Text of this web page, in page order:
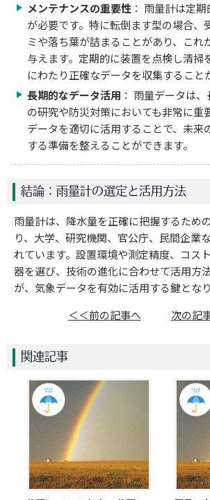
メンテナンスの重要性 ： 雨量計は定
が必要です。特に転倒ます型の場合、
ミや落ち葉が詰まることがあり、これ
与えます。定期的に装置を点検し清掃
にわたり正確なデータを収集すること
長期的なデータ活用 ： 雨量データは
の研究や防災対策においても非常に重
データを適切に活用することで、未来
する準備を整えることができます。
結論：雨量計の選定と活用方法
雨量計は、降水量を正確に把握するため
り、大学、研究機関、官公庁、民間企業
れています。設置環境や測定精度、コス
器を選び、技術の進化に合わせて活用方
が、気象データを有効に活用する鍵となり
＜＜前の記事へ
次の記
関連記事